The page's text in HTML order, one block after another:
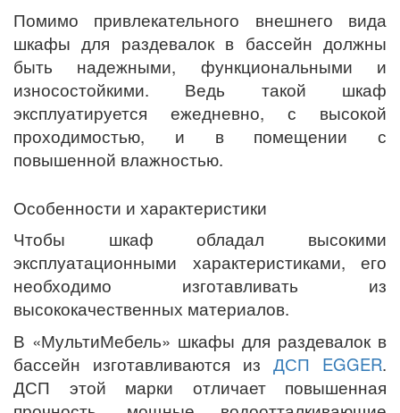
Помимо привлекательного внешнего вида
шкафы для раздевалок в бассейн должны
быть надежными, функциональными и
износостойкими. Ведь такой шкаф
эксплуатируется ежедневно, с высокой
проходимостью, и в помещении с
повышенной влажностью.
Особенности и характеристики
Чтобы шкаф обладал высокими
эксплуатационными характеристиками, его
необходимо изготавливать из
высококачественных материалов.
В «МультиМебель» шкафы для раздевалок в
бассейн изготавливаются из ДСП EGGER.
ДСП этой марки отличает повышенная